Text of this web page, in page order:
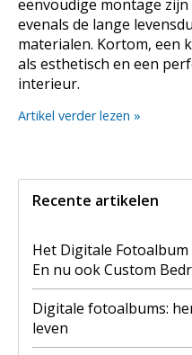
eenvoudige montage
evenals de lange
materialen. Kortom, een
als esthetisch en een
interieur.
Artikel verder lezen »
Recente artikelen
Het Digitale
En nu ook Custom
Digitale fotoalbums:
leven